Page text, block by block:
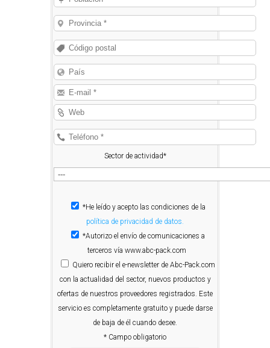
Sector de actividad*
*He leído y acepto las condiciones de la
política de privacidad de datos.
*Autorizo el envío de comunicaciones a
terceros vía www.abc-pack.com
Quiero recibir el e-newsletter de Abc-Pack.com
con la actualidad del sector, nuevos productos y
ofertas de nuestros proveedores registrados. Este
servicio es completamente gratuito y puede darse
de baja de él cuando desee.
* Campo obligatorio